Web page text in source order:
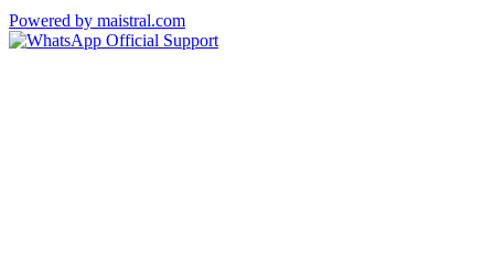
Powered by maistral.com